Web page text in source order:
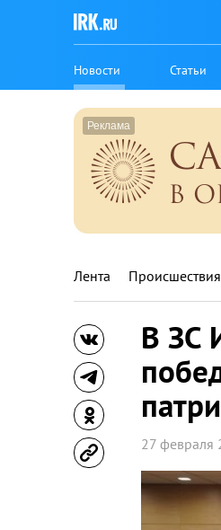
Новости Статьи
Лента Происшествия
В ЗС
27 февраля